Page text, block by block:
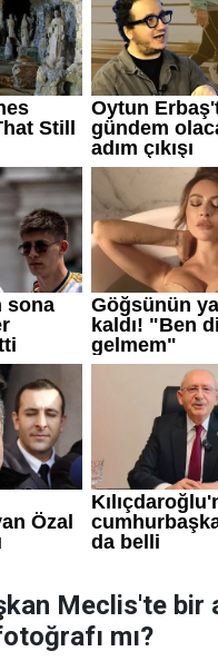
Meclis'te bir
mı?